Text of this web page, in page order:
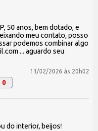
50 anos, bem dotado, e
meu contato, posso
podemos combinar algo
... aguardo seu
11/02/2026 às 20h02
0
do interior, beijos!